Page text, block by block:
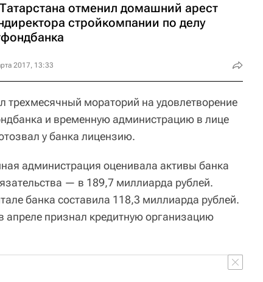
отменил домашний арест
стройкомпании по делу
2017, 13:33
трехмесячный мораторий на удовлетворение
и временную администрацию в лице
у банка лицензию.
администрация оценивала активы банка
— в 189,7 миллиарда рублей.
банка составила 118,3 миллиарда рублей.
апреле признал кредитную организацию